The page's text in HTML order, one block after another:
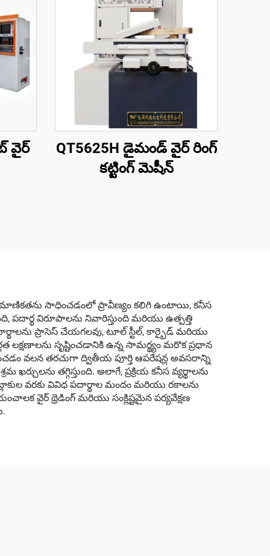
వైర్
QT5625H డైమండ్ వైర్ రింగ్
కట్టింగ్ మెషీన్
సాధించడంలో ప్రావీణ్యం కలిగి ఉంటాయి, కనీస
పదార్థ విరూపాలను నివారిస్తుంది మరియు ఉత్పత్తి
ప్రాసెస్ చేయగలవు, టూల్ స్టీల్, కార్బైడ్ మరియు
లక్షణాలను సృష్టించడానికి ఉన్న సామర్థ్యం మరొక ప్రధాన
వలన తరచుగా ద్వితీయ పూర్తి ఆపరేషన్ల అవసరాన్ని
తగ్గిస్తుంది. అలాగే, ప్రక్రియ కనీస వ్యర్థాలను
వరకు వివిధ పదార్థాల మందం మరియు రకాలను
వైర్ థ్రెడింగ్ మరియు సంక్లిష్టమైన పర్యవేక్షణ